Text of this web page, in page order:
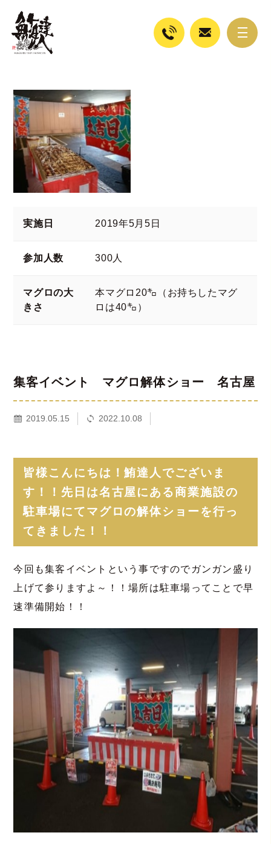
実施日 2019年5月5日
参加人数 300人
マグロの大
きさ
本マグロ20㌔（お持ちしたマグ
ロは40㌔）
集客イベント マグロ解体ショー 名古屋
2019.05.15 2022.10.08
皆様こんにちは！鮪達人でございま
す！！先日は名古屋にある商業施設の
駐車場にてマグロの解体ショーを行っ
てきました！！
今回も集客イベントという事ですのでガンガン盛り
上げて参りますよ～！！場所は駐車場ってことで早
速準備開始！！